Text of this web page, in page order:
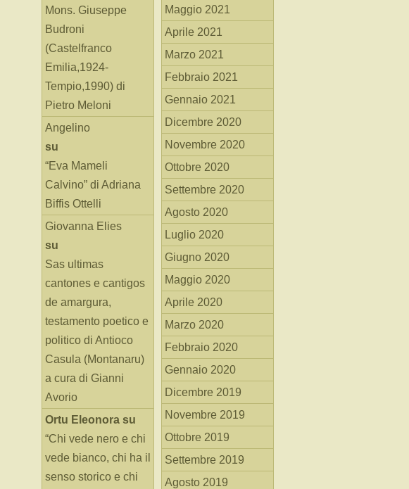
Mons. Giuseppe
Budroni
(Castelfranco
Emilia,1924-
Tempio,1990) di
Pietro Meloni
Angelino
su
“Eva Mameli
Calvino” di Adriana
Biffis Ottelli
Giovanna Elies
su
Sas ultimas
cantones e cantigos
de amargura,
testamento poetico e
politico di Antioco
Casula (Montanaru)
a cura di Gianni
Avorio
Ortu Eleonora su
“Chi vede nero e chi
vede bianco, chi ha il
senso storico e chi
Maggio 2021
Aprile 2021
Marzo 2021
Febbraio 2021
Gennaio 2021
Dicembre 2020
Novembre 2020
Ottobre 2020
Settembre 2020
Agosto 2020
Luglio 2020
Giugno 2020
Maggio 2020
Aprile 2020
Marzo 2020
Febbraio 2020
Gennaio 2020
Dicembre 2019
Novembre 2019
Ottobre 2019
Settembre 2019
Agosto 2019